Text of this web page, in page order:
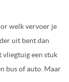
welk vervoer je
uit bent dan
vliegtuig een stuk
bus of auto. Maar